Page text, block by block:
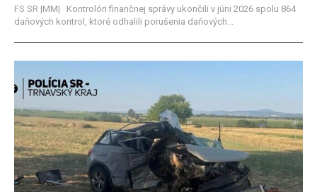
FS SR |MM| Kontrolóri finančnej správy ukončili v júni 2026 spolu 864
daňových kontrol, ktoré odhalili porušenia daňových...